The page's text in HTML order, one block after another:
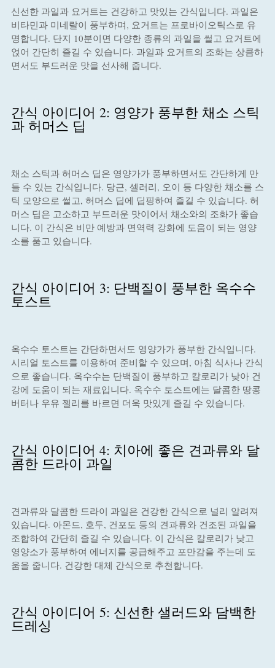
신선한 과일과 요거트는 건강하고 맛있는 간식입니다. 과일은
비타민과 미네랄이 풍부하며, 요거트는 프로바이오틱스로 유
명합니다. 단지 10분이면 다양한 종류의 과일을 썰고 요거트에
얹어 간단히 즐길 수 있습니다. 과일과 요거트의 조화는 상큼하
면서도 부드러운 맛을 선사해 줍니다.
간식 아이디어 2: 영양가 풍부한 채소 스틱
과 허머스 딥
채소 스틱과 허머스 딥은 영양가가 풍부하면서도 간단하게 만
들 수 있는 간식입니다. 당근, 셀러리, 오이 등 다양한 채소를 스
틱 모양으로 썰고, 허머스 딥에 딥핑하여 즐길 수 있습니다. 허
머스 딥은 고소하고 부드러운 맛이어서 채소와의 조화가 좋습
니다. 이 간식은 비만 예방과 면역력 강화에 도움이 되는 영양
소를 품고 있습니다.
간식 아이디어 3: 단백질이 풍부한 옥수수
토스트
옥수수 토스트는 간단하면서도 영양가가 풍부한 간식입니다.
시리얼 토스트를 이용하여 준비할 수 있으며, 아침 식사나 간식
으로 좋습니다. 옥수수는 단백질이 풍부하고 칼로리가 낮아 건
강에 도움이 되는 재료입니다. 옥수수 토스트에는 달콤한 땅콩
버터나 우유 젤리를 바르면 더욱 맛있게 즐길 수 있습니다.
간식 아이디어 4: 치아에 좋은 견과류와 달
콤한 드라이 과일
견과류와 달콤한 드라이 과일은 건강한 간식으로 널리 알려져
있습니다. 아몬드, 호두, 건포도 등의 견과류와 건조된 과일을
조합하여 간단히 즐길 수 있습니다. 이 간식은 칼로리가 낮고
영양소가 풍부하여 에너지를 공급해주고 포만감을 주는데 도
움을 줍니다. 건강한 대체 간식으로 추천합니다.
간식 아이디어 5: 신선한 샐러드와 담백한
드레싱